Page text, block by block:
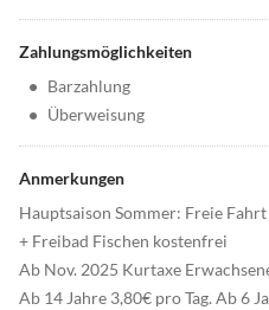
Zahlungsmöglichkeiten
• Barzahlung
• Überweisung
Anmerkungen
Hauptsaison Sommer: Freie
+ Freibad Fischen kostenfrei
Ab Nov. 2025 Kurtaxe
Ab 14 Jahre 3,80€ pro Tag. Ab 6